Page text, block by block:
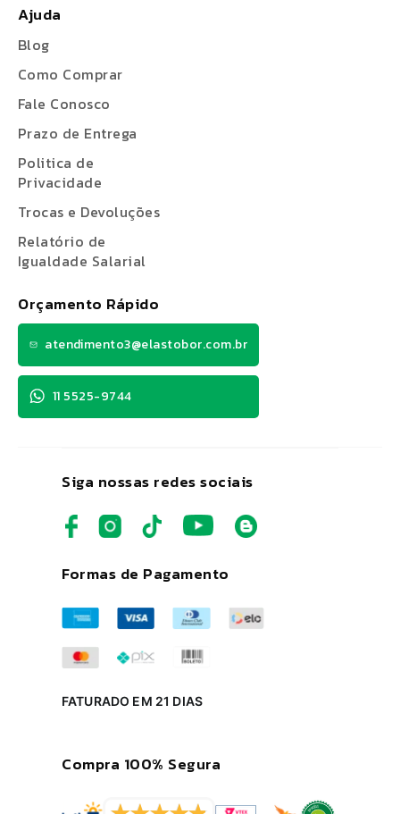
Siga nossas redes sociais
Formas de Pagamento
FATURADO EM 21 DIAS
Compra 100% Segura
Ajuda
Blog
Como Comprar
Fale Conosco
Prazo de Entrega
Politica de
Privacidade
Trocas e Devoluções
Relatório de
Igualdade Salarial
Orçamento Rápido
atendimento3@elastobor.com.br
11 5525-9744